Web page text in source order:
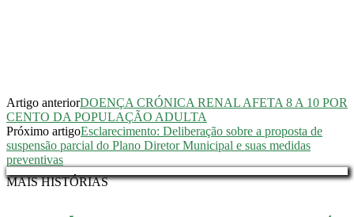
Artigo anteriorDOENÇA CRÓNICA RENAL AFETA 8 A 10 POR
CENTO DA POPULAÇÃO ADULTA
Próximo artigoEsclarecimento: Deliberação sobre a proposta de
suspensão parcial do Plano Diretor Municipal e suas medidas
preventivas
MAIS HISTÓRIAS